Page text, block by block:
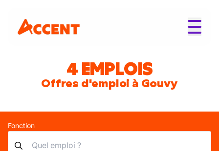
4 EMPLOIS
Offres d'emploi à Gouvy
Fonction